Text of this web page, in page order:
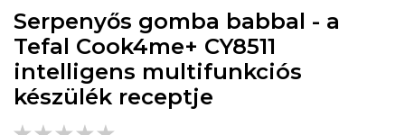
Serpenyős gomba babbal - a
Tefal Cook4me+ CY8511
intelligens multifunkciós
készülék receptje